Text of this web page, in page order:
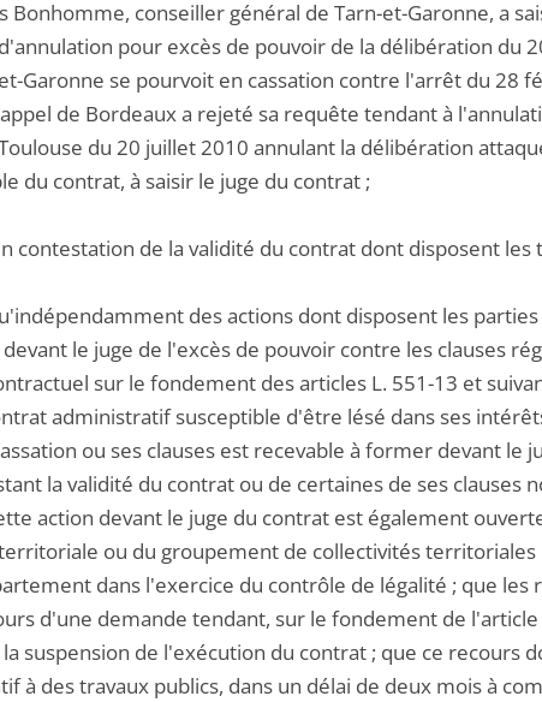
Bonhomme, conseiller général de Tarn-et-Garonne, a
pour excès de pouvoir de la délibération du
Garonne se pourvoit en cassation contre l'arrêt du 28
de Bordeaux a rejeté sa requête tendant à
du 20 juillet 2010 annulant la délibération
du contrat, à saisir le juge du contrat ;
contestation de la validité du contrat dont disposent les
des actions dont disposent les
le juge de l'excès de pouvoir contre les clauses
sur le fondement des articles L. 551-13 et
administratif susceptible d'être lésé dans ses
ou ses clauses est recevable à former devant le
la validité du contrat ou de certaines de ses clauses
action devant le juge du contrat est également
ou du groupement de collectivités
dans l'exercice du contrôle de légalité ; que
d'une demande tendant, sur le fondement de l'article
suspension de l'exécution du contrat ; que ce recours
à des travaux publics, dans un délai de deux mois à